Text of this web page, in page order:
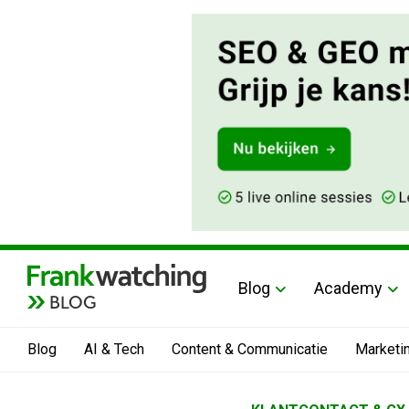
BLOG
Blog Academy
Blog AI & Tech Content & Communicatie